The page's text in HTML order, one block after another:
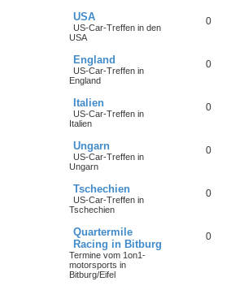
USA
US-Car-Treffen in den
USA
0
England
US-Car-Treffen in
England
0
Italien
US-Car-Treffen in
Italien
0
Ungarn
US-Car-Treffen in
Ungarn
0
Tschechien
US-Car-Treffen in
Tschechien
0
Quartermile
Racing in Bitburg
Termine vom 1on1-
motorsports in
Bitburg/Eifel
0